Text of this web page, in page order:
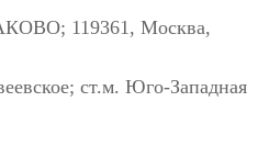
119361, Москва,
ст.м. Юго-Западная